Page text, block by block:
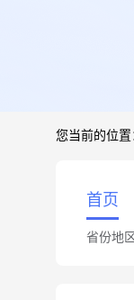
您当前的位置
首页
省份地区